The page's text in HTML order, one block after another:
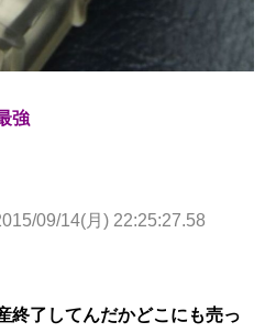
強
09/14(月) 22:25:27.58
終了してんだかどこにも売っ